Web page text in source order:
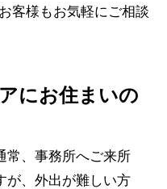
客様もお気軽にご相談
にお住まいの
常、事務所へご来所
が、外出が難しい方